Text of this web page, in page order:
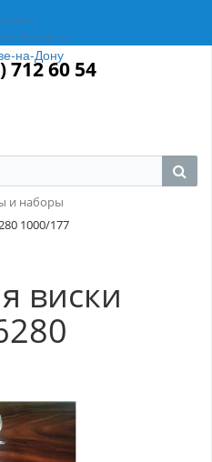
Фарфор
на-Дону
712 60 54
и наборы
1000/177
виски